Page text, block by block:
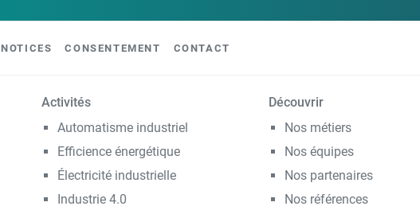
NOTICES CONSENTEMENT CONTACT
Activités
Automatisme industriel
Efficience énergétique
Électricité industrielle
Industrie 4.0
Découvrir
Nos métiers
Nos équipes
Nos partenaires
Nos références